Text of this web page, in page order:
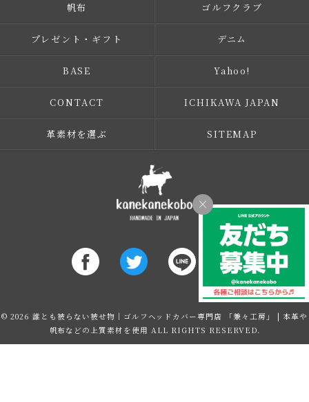
×
帆布 ゴルフクラブ
プレゼント・ギフト デニム
BASE Yahoo!
CONTACT ICHIKAWA JAPAN
革素材を選ぶ SITEMAP
© 2026 誰とも被らない被せ物｜ゴルフヘッドカバー専門店 「兼々工房」 | 本革や
帆布などの上質素材を使用 ALL RIGHTS RESERVED.